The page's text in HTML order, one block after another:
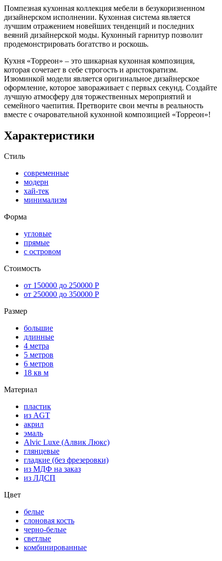
Помпезная кухонная коллекция мебели в безукоризненном
дизайнерском исполнении. Кухонная система является
лучшим отражением новейших тенденций и последних
веяний дизайнерской моды. Кухонный гарнитур позволит
продемонстрировать богатство и роскошь.
Кухня «Торреон» – это шикарная кухонная композиция,
которая сочетает в себе строгость и аристократизм.
Изюминкой модели является оригинальное дизайнерское
оформление, которое завораживает с первых секунд. Создайте
лучшую атмосферу для торжественных мероприятий и
семейного чаепития. Претворите свои мечты в реальность
вместе с очаровательной кухонной композицией «Торреон»!
Характеристики
Стиль
современные
модерн
хай-тек
минимализм
Форма
угловые
прямые
с островом
Стоимость
от 150000 до 250000 Р
от 250000 до 350000 Р
Размер
большие
длинные
4 метра
5 метров
6 метров
18 кв м
Материал
пластик
из AGT
акрил
эмаль
Alvic Luxe (Алвик Люкс)
глянцевые
гладкие (без фрезеровки)
из МДФ на заказ
из ЛДСП
Цвет
белые
слоновая кость
черно-белые
светлые
комбинированные